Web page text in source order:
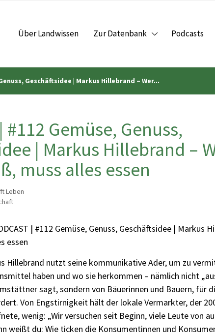
Über Landwissen Zur Datenbank Podcasts
Geschäftsidee | Markus Hillebrand – Wer...
#112 Gemüse, Genuss,
| Markus Hillebrand –
muss alles essen
Leben
| #112 Gemüse, Genuss, Geschäftsidee | Markus
essen
Hillebrand nutzt seine kommunikative Ader, um zu
haben und wo sie herkommen – nämlich nicht
sagt, sondern von Bäuerinnen und Bauern, für
Von Engstirnigkeit hält der lokale Vermarkter, der
wenig: „Wir versuchen seit Beginn, viele Leute von
weißt du: Wie ticken die Konsumentinnen und